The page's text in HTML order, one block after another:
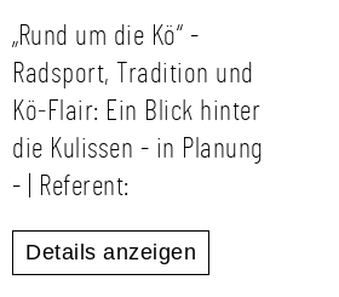
„Rund um die Kö“ -
Radsport, Tradition und
Kö‑Flair: Ein Blick hinter
die Kulissen - in Planung
- | Referent:
Details anzeigen